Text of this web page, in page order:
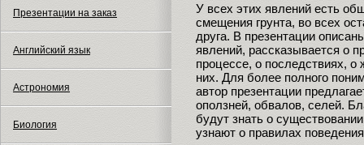
Презентации на заказ
Английский язык
Астрономия
Биология
У всех этих явлений есть
смещения грунта, во всех
друга. В презентации
явлений, рассказывается о
процессе, о последствиях, о
них. Для более полного
автор презентации
оползней, обвалов, селей.
будут знать о
узнают о правилах